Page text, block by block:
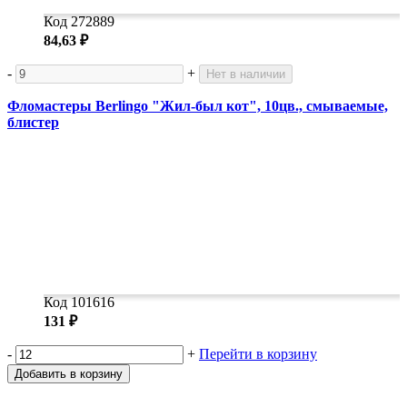
Код 272889
84,63 ₽
- + Нет в наличии
Фломастеры Berlingo "Жил-был кот", 10цв., смываемые,
блистер
Код 101616
131 ₽
- + Перейти в корзину
Добавить в корзину